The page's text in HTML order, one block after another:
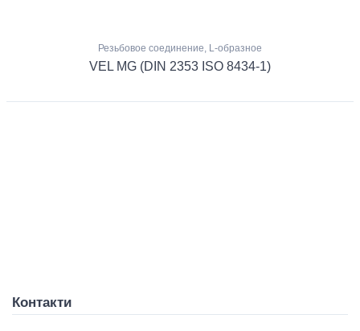
Резьбовое соединение, L-образное
VEL MG (DIN 2353 ISO 8434-1)
Контакти